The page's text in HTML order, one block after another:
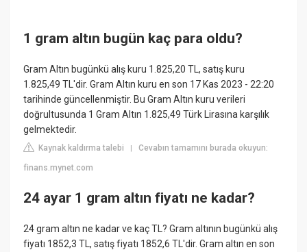
1 gram altın bugün kaç para oldu?
Gram Altın bugünkü alış kuru 1.825,20 TL, satış kuru
1.825,49 TL'dir. Gram Altın kuru en son 17 Kas 2023 - 22:20
tarihinde güncellenmiştir. Bu Gram Altın kuru verileri
doğrultusunda 1 Gram Altın 1.825,49 Türk Lirasına karşılık
gelmektedir.
Kaynak kaldırma talebi |Cevabın tamamını burada okuyun:
finans.mynet.com
24 ayar 1 gram altın fiyatı ne kadar?
24 gram altın ne kadar ve kaç TL? Gram altının bugünkü alış
fiyatı 1852,3 TL, satış fiyatı 1852,6 TL'dir. Gram altın en son